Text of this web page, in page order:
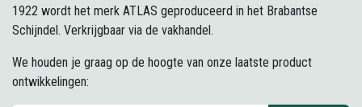
1922 wordt het merk ATLAS geproduceerd in het Brabantse
Schijndel. Verkrijgbaar via de vakhandel.
We houden je graag op de hoogte van onze laatste product
ontwikkelingen: